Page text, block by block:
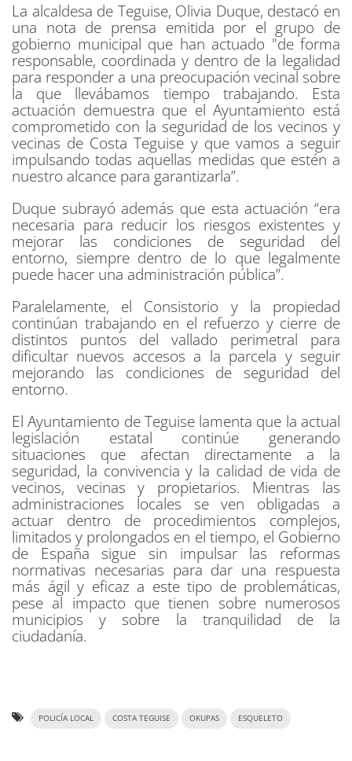
La alcaldesa de Teguise, Olivia Duque, destacó en
una nota de prensa emitida por el grupo de
gobierno municipal que han actuado "de forma
responsable, coordinada y dentro de la legalidad
para responder a una preocupación vecinal sobre
la que llevábamos tiempo trabajando. Esta
actuación demuestra que el Ayuntamiento está
comprometido con la seguridad de los vecinos y
vecinas de Costa Teguise y que vamos a seguir
impulsando todas aquellas medidas que estén a
nuestro alcance para garantizarla”.
Duque subrayó además que esta actuación “era
necesaria para reducir los riesgos existentes y
mejorar las condiciones de seguridad del
entorno, siempre dentro de lo que legalmente
puede hacer una administración pública”.
Paralelamente, el Consistorio y la propiedad
continúan trabajando en el refuerzo y cierre de
distintos puntos del vallado perimetral para
dificultar nuevos accesos a la parcela y seguir
mejorando las condiciones de seguridad del
entorno.
El Ayuntamiento de Teguise lamenta que la actual
legislación estatal continúe generando
situaciones que afectan directamente a la
seguridad, la convivencia y la calidad de vida de
vecinos, vecinas y propietarios. Mientras las
administraciones locales se ven obligadas a
actuar dentro de procedimientos complejos,
limitados y prolongados en el tiempo, el Gobierno
de España sigue sin impulsar las reformas
normativas necesarias para dar una respuesta
más ágil y eficaz a este tipo de problemáticas,
pese al impacto que tienen sobre numerosos
municipios y sobre la tranquilidad de la
ciudadanía.
POLICÍA LOCAL COSTA TEGUISE OKUPAS ESQUELETO